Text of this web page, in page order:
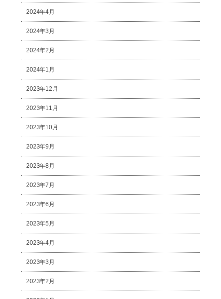
2024年4月
2024年3月
2024年2月
2024年1月
2023年12月
2023年11月
2023年10月
2023年9月
2023年8月
2023年7月
2023年6月
2023年5月
2023年4月
2023年3月
2023年2月